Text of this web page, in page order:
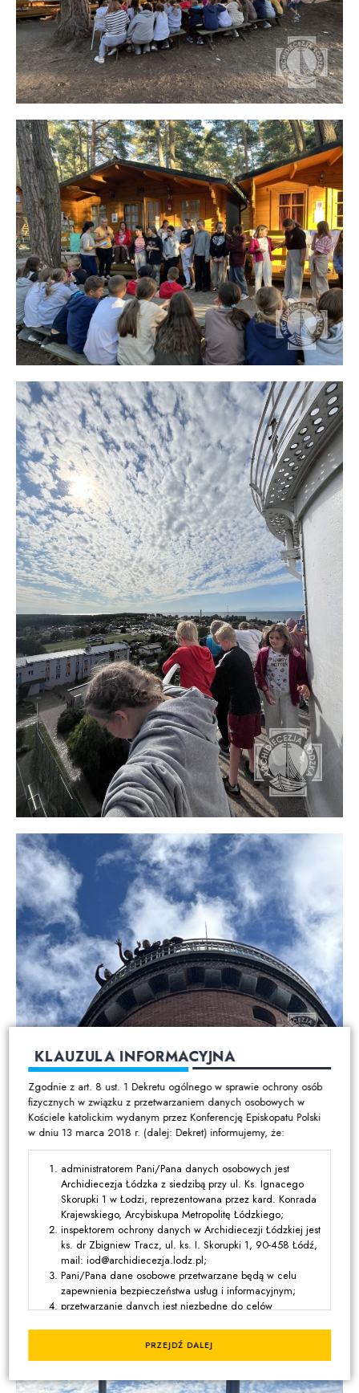
KLAUZULA INFORMACYJNA
Zgodnie z art. 8 ust. 1 Dekretu ogólnego w sprawie ochrony osób
fizycznych w związku z przetwarzaniem danych osobowych w
Kościele katolickim wydanym przez Konferencję Episkopatu Polski
w dniu 13 marca 2018 r. (dalej: Dekret) informujemy, że:
administratorem Pani/Pana danych osobowych jest
Archidiecezja Łódzka z siedzibą przy ul. Ks. Ignacego
Skorupki 1 w Łodzi, reprezentowana przez kard. Konrada
Krajewskiego, Arcybiskupa Metropolitę Łódzkiego;
inspektorem ochrony danych w Archidiecezji Łódzkiej jest
ks. dr Zbigniew Tracz, ul. ks. I. Skorupki 1, 90-458 Łódź,
mail: iod@archidiecezja.lodz.pl;
Pani/Pana dane osobowe przetwarzane będą w celu
zapewnienia bezpieczeństwa usług i informacyjnym;
przetwarzanie danych jest niezbędne do celów
z wyjątkiem sytuacji, w których nadrzędny charakter wobec
wolności osoby, której dane dotyczą, wymagające ochrony
PRZEJDŹ DALEJ